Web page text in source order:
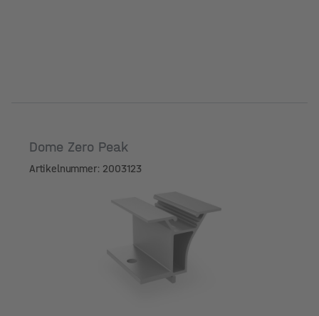
Dome Zero Peak
Artikelnummer: 2003123